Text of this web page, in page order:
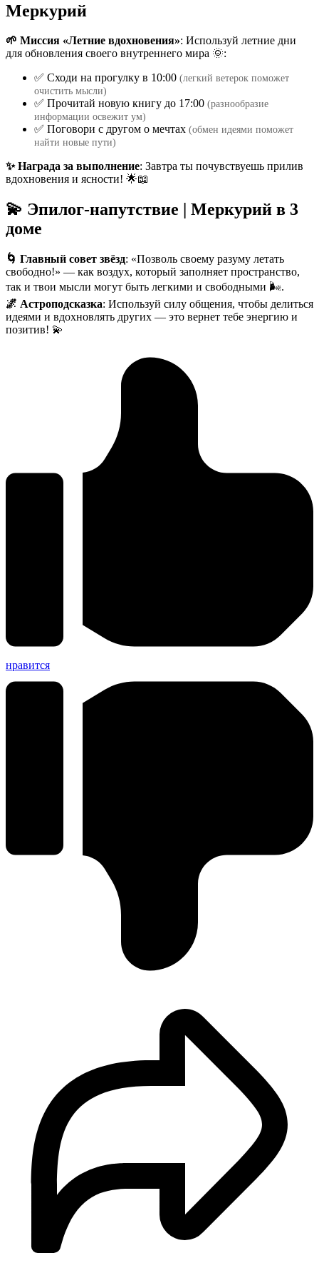
Меркурий
🌱 Миссия «Летние вдохновения»: Используй летние дни
для обновления своего внутреннего мира 🌞:
✅ Сходи на прогулку в 10:00 (легкий ветерок поможет
очистить мысли)
✅ Прочитай новую книгу до 17:00 (разнообразие
информации освежит ум)
✅ Поговори с другом о мечтах (обмен идеями поможет
найти новые пути)
✨ Награда за выполнение: Завтра ты почувствуешь прилив
вдохновения и ясности! 🌟📖
💫 Эпилог-напутствие | Меркурий в 3
доме
🌀 Главный совет звёзд: «Позволь своему разуму летать
свободно!» — как воздух, который заполняет пространство,
так и твои мысли могут быть легкими и свободными 🌬️.
🌌 Астроподсказка: Используй силу общения, чтобы делиться
идеями и вдохновлять других — это вернет тебе энергию и
позитив! 💫
нравится